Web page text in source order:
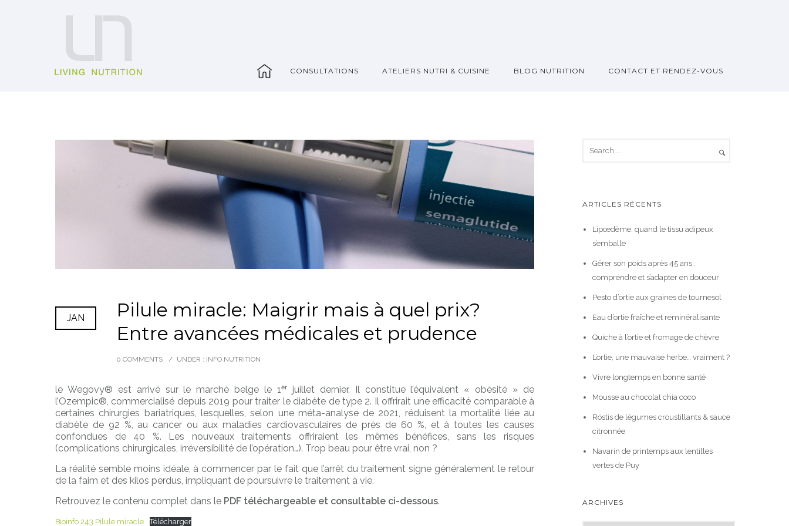
_ CONSULTATIONS ATELIERS NUTRI & CUISINE BLOG NUTRITION CONTACT ET RENDEZ-VOUS
JAN
Pilule miracle: Maigrir mais à quel prix?
Entre avancées médicales et prudence
0 COMMENTS / UNDER : INFO NUTRITION
le Wegovy® est arrivé sur le marché belge le 1ᵉʳ juillet dernier. Il constitue l’équivalent « obésité » de
l’Ozempic®, commercialisé depuis 2019 pour traiter le diabète de type 2. Il offrirait une efficacité comparable à
certaines chirurgies bariatriques, lesquelles, selon une méta-analyse de 2021, réduisent la mortalité liée au
diabète de 92 %, au cancer ou aux maladies cardiovasculaires de près de 60 %, et à toutes les causes
confondues de 40 %. Les nouveaux traitements offriraient les mêmes bénéfices, sans les risques
(complications chirurgicales, irréversibilité de l’opération…). Trop beau pour être vrai, non ?
La réalité semble moins idéale, à commencer par le fait que l’arrêt du traitement signe généralement le retour
de la faim et des kilos perdus, impliquant de poursuivre le traitement à vie.
Retrouvez le contenu complet dans le PDF téléchargeable et consultable ci-dessous.
Bioinfo 243 Pilule miracle Télécharger
ARTICLES RÉCENTS
Lipœdème: quand le tissu adipeux
s’emballe
Gérer son poids après 45 ans :
comprendre et s’adapter en douceur
Pesto d’ortie aux graines de tournesol
Eau d’ortie fraîche et reminéralisante
Quiche à l’ortie et fromage de chèvre
L’ortie, une mauvaise herbe… vraiment ?
Vivre longtemps en bonne santé
Mousse au chocolat chia coco
Röstis de légumes croustillants & sauce
citronnée
Navarin de printemps aux lentilles
vertes de Puy
ARCHIVES